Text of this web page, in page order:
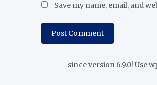
Save my name, email, and
since version 6.9.0! Use